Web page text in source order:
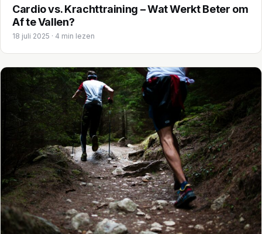
Cardio vs. Krachttraining – Wat Werkt Beter om
Af te Vallen?
18 juli 2025 · 4 min lezen